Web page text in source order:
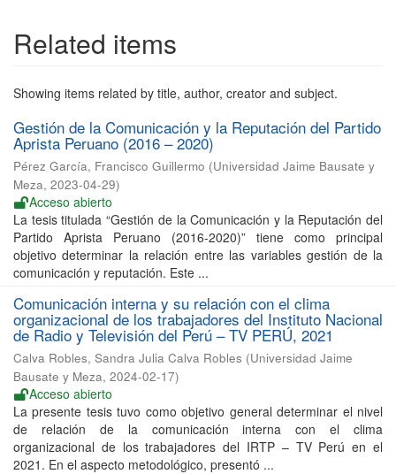
Related items
Showing items related by title, author, creator and subject.
Gestión de la Comunicación y la Reputación del Partido
Aprista Peruano (2016 – 2020)
Pérez García, Francisco Guillermo (Universidad Jaime Bausate y
Meza, 2023-04-29)
Acceso abierto
La tesis titulada “Gestión de la Comunicación y la Reputación del
Partido Aprista Peruano (2016-2020)” tiene como principal
objetivo determinar la relación entre las variables gestión de la
comunicación y reputación. Este ...
Comunicación interna y su relación con el clima
organizacional de los trabajadores del Instituto Nacional
de Radio y Televisión del Perú – TV PERÚ, 2021
Calva Robles, Sandra Julia Calva Robles (Universidad Jaime
Bausate y Meza, 2024-02-17)
Acceso abierto
La presente tesis tuvo como objetivo general determinar el nivel
de relación de la comunicación interna con el clima
organizacional de los trabajadores del IRTP – TV Perú en el
2021. En el aspecto metodológico, presentó ...